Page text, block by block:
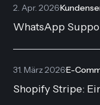
2. Apr. 2026·
WhatsApp
31. März 2026·E-
Shopify Stripe: